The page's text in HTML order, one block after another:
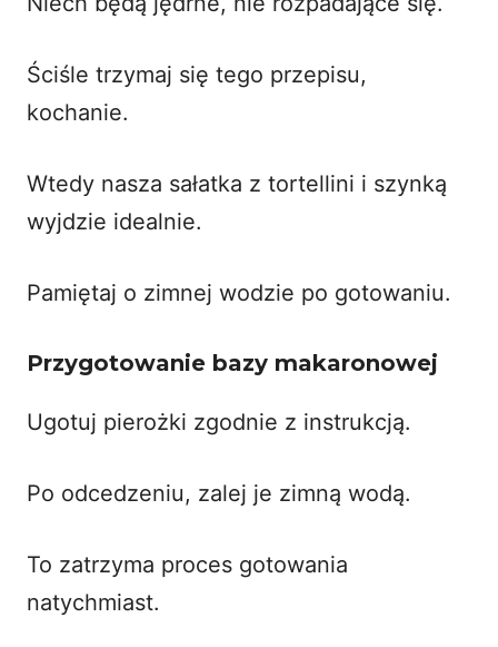
Ściśle trzymaj się tego przepisu,
kochanie.
Wtedy nasza sałatka z tortellini i szynką
wyjdzie idealnie.
Pamiętaj o zimnej wodzie po gotowaniu.
Przygotowanie bazy makaronowej
Ugotuj pierożki zgodnie z instrukcją.
Po odcedzeniu, zalej je zimną wodą.
To zatrzyma proces gotowania
natychmiast.